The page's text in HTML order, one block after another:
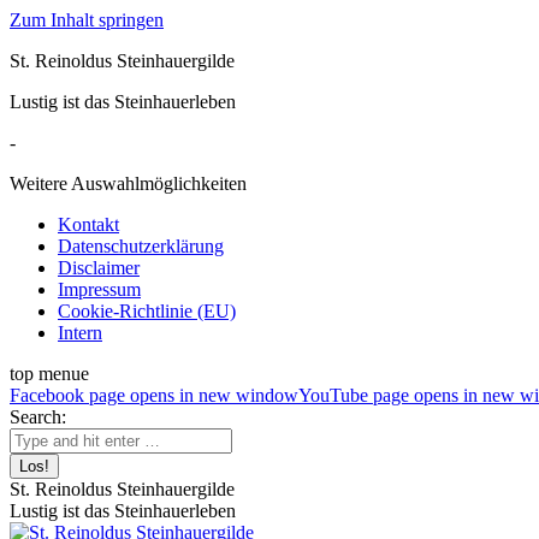
Zum Inhalt springen
St. Reinoldus Steinhauergilde
Lustig ist das Steinhauerleben
-
Weitere Auswahlmöglichkeiten
Kontakt
Datenschutzerklärung
Disclaimer
Impressum
Cookie-Richtlinie (EU)
Intern
top menue
Facebook page opens in new windowYouTube page opens in new
Search:
St. Reinoldus Steinhauergilde
Lustig ist das Steinhauerleben